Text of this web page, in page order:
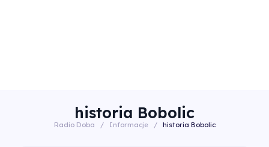
historia Bobolic
Radio Doba / Informacje / historia Bobolic